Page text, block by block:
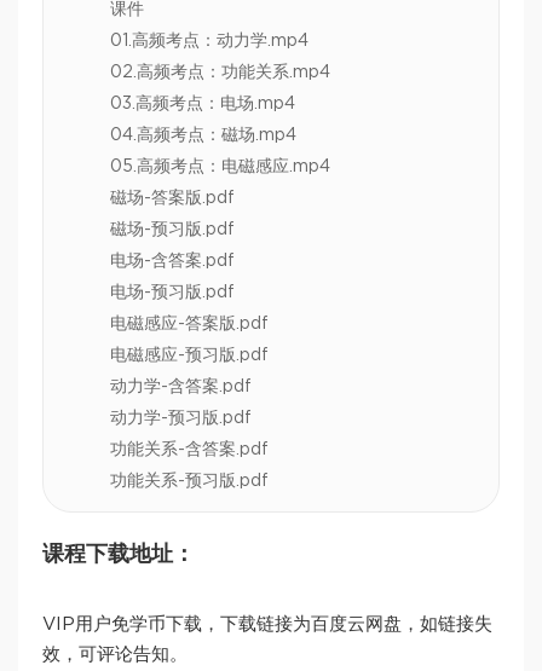
课件
01.高频考点：动力学.mp4
02.高频考点：功能关系.mp4
03.高频考点：电场.mp4
04.高频考点：磁场.mp4
05.高频考点：电磁感应.mp4
磁场-答案版.pdf
磁场-预习版.pdf
电场-含答案.pdf
电场-预习版.pdf
电磁感应-答案版.pdf
电磁感应-预习版.pdf
动力学-含答案.pdf
动力学-预习版.pdf
功能关系-含答案.pdf
功能关系-预习版.pdf
课程下载地址：
VIP用户免学币下载，下载链接为百度云网盘，如链接失
效，可评论告知。